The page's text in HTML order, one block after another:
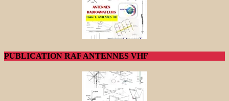
PUBLICATION RAF ANTENNES VHF